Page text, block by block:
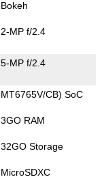
Bokeh
2-MP f/2.4
5-MP f/2.4
MT6765V/CB) SoC
3GO RAM
32GO Storage
MicroSDXC